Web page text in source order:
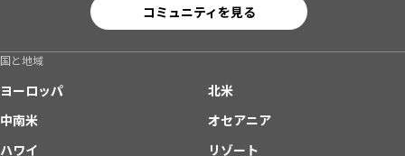
コミュニティを見る
国と地域
ヨーロッパ
北米
中南米
オセアニア
ハワイ
リゾート